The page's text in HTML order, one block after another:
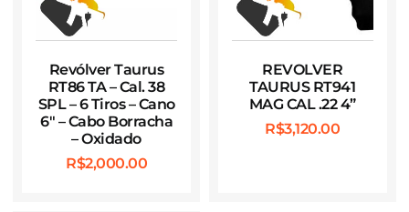
Revólver Taurus
RT86 TA – Cal. 38
SPL – 6 Tiros – Cano
6″ – Cabo Borracha
– Oxidado
R$2,000.00
REVOLVER
TAURUS RT941
MAG CAL .22 4”
R$3,120.00